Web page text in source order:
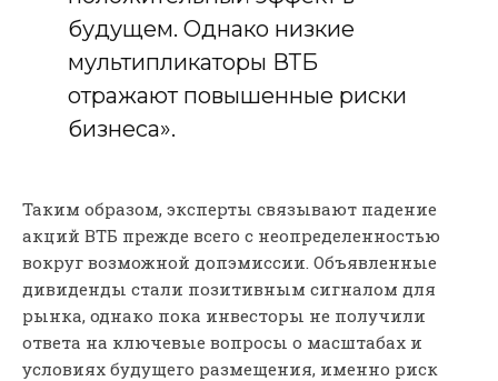
будущем. Однако низкие
мультипликаторы ВТБ
отражают повышенные риски
бизнеса».
Таким образом, эксперты связывают падение
акций ВТБ прежде всего с неопределенностью
вокруг возможной допэмиссии. Объявленные
дивиденды стали позитивным сигналом для
рынка, однако пока инвесторы не получили
ответа на ключевые вопросы о масштабах и
условиях будущего размещения, именно риск